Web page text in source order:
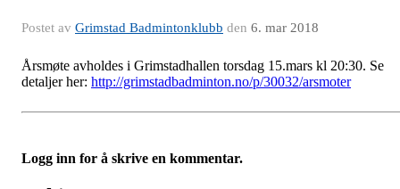
Postet av Grimstad Badmintonklubb den 6. mar 2018
Årsmøte avholdes i Grimstadhallen torsdag 15.mars kl 20:30. Se
detaljer her: http://grimstadbadminton.no/p/30032/arsmoter
Logg inn for å skrive en kommentar.